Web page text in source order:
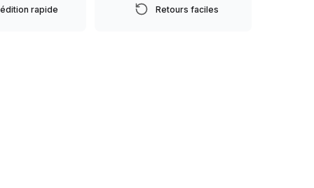
rapide Retours faciles